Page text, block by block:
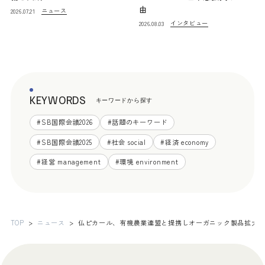
2026.07.21 ニュース
由
2026.08.03 インタビュー
KEYWORDS キーワードから探す
#SB国際会議2026 #話題のキーワード
#SB国際会議2025 #社会 social #経済 economy
#経営 management #環境 environment
TOP ニュース 仏ピカール、有機農業連盟と提携しオーガニック製品拡大